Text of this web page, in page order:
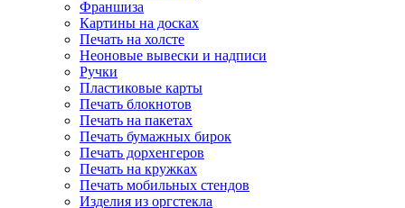
Франшиза
Картины на досках
Печать на холсте
Неоновые вывески и надписи
Ручки
Пластиковые карты
Печать блокнотов
Печать на пакетах
Печать бумажных бирок
Печать дорхенгеров
Печать на кружках
Печать мобильных стендов
Изделия из оргстекла